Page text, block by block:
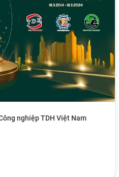
nghiệp TDH Việt Nam